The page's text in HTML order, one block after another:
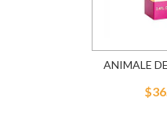
ANIMALE